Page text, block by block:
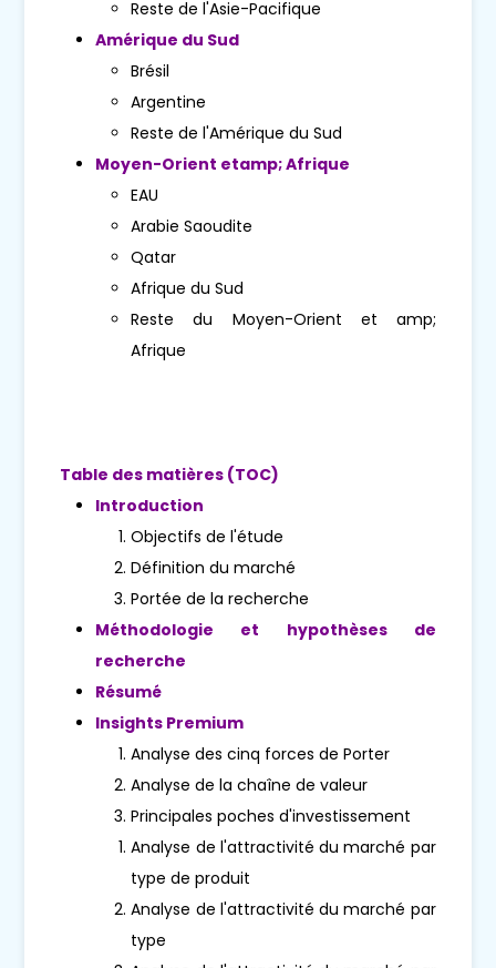
Reste de l'Asie-Pacifique
Amérique du Sud
Brésil
Argentine
Reste de l'Amérique du Sud
Moyen-Orient etamp; Afrique
EAU
Arabie Saoudite
Qatar
Afrique du Sud
Reste du Moyen-Orient et amp;
Afrique
Table des matières (TOC)
Introduction
Objectifs de l'étude
Définition du marché
Portée de la recherche
Méthodologie et hypothèses de
recherche
Résumé
Insights Premium
Analyse des cinq forces de Porter
Analyse de la chaîne de valeur
Principales poches d'investissement
Analyse de l'attractivité du marché par
type de produit
Analyse de l'attractivité du marché par
type